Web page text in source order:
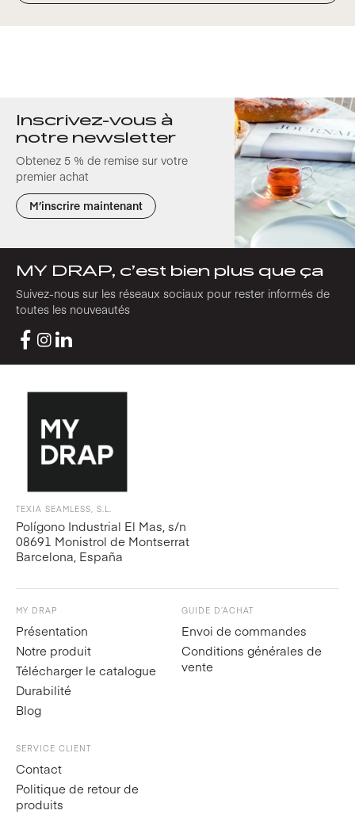
Inscrivez-vous à
notre newsletter
Obtenez 5 % de remise sur votre
premier achat
M’inscrire maintenant
MY DRAP, c’est bien plus que ça
Suivez-nous sur les réseaux sociaux pour rester informés de
toutes les nouveautés
TEXIA SEAMLESS, S.L.
Polígono Industrial El Mas, s/n
08691 Monistrol de Montserrat
Barcelona, España
MY DRAP
Présentation
Notre produit
Télécharger le catalogue
Durabilité
Blog
GUIDE D’ACHAT
Envoi de commandes
Conditions générales de
vente
SERVICE CLIENT
Contact
Politique de retour de
produits